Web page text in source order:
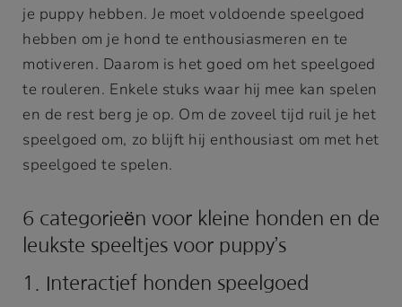
je puppy hebben. Je moet voldoende speelgoed
hebben om je hond te enthousiasmeren en te
motiveren. Daarom is het goed om het speelgoed
te rouleren. Enkele stuks waar hij mee kan spelen
en de rest berg je op. Om de zoveel tijd ruil je het
speelgoed om, zo blijft hij enthousiast om met het
speelgoed te spelen.
6 categorieën voor kleine honden en de
leukste speeltjes voor puppy’s
1. Interactief honden speelgoed